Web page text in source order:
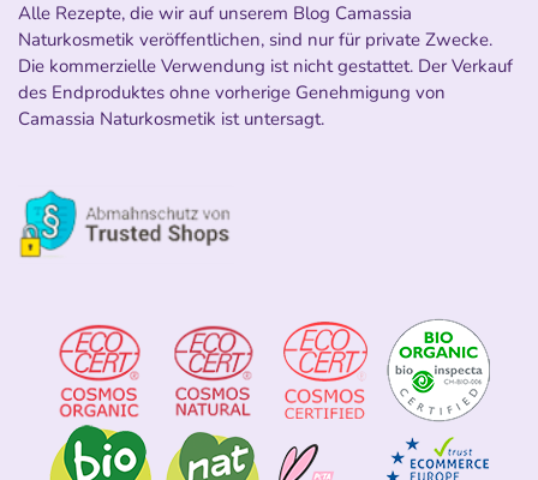
Alle Rezepte, die wir auf unserem Blog Camassia
Naturkosmetik veröffentlichen, sind nur für private Zwecke.
Die kommerzielle Verwendung ist nicht gestattet. Der Verkauf
des Endproduktes ohne vorherige Genehmigung von
Camassia Naturkosmetik ist untersagt.